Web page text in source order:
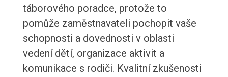
táborového poradce, protože to
pomůže zaměstnavateli pochopit vaše
schopnosti a dovednosti v oblasti
vedení dětí, organizace aktivit a
komunikace s rodiči. Kvalitní zkušenosti